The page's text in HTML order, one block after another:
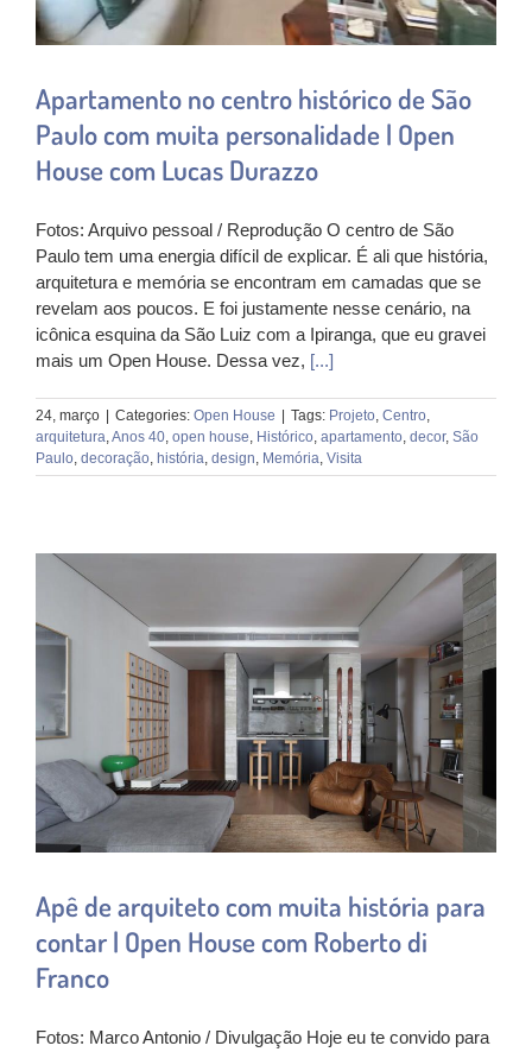
Apartamento no centro histórico de São
Paulo com muita personalidade | Open
House com Lucas Durazzo
Fotos: Arquivo pessoal / Reprodução O centro de São
Paulo tem uma energia difícil de explicar. É ali que história,
arquitetura e memória se encontram em camadas que se
revelam aos poucos. E foi justamente nesse cenário, na
icônica esquina da São Luiz com a Ipiranga, que eu gravei
mais um Open House. Dessa vez, [...]
24, março Categories: Open House Tags: Projeto, Centro,
arquitetura,Anos 40, open house, Histórico, apartamento, decor, São
Paulo, decoração, história, design, Memória, Visita
Apê de arquiteto com muita história para
contar | Open House com Roberto di
Franco
Fotos: Marco Antonio / Divulgação Hoje eu te convido para